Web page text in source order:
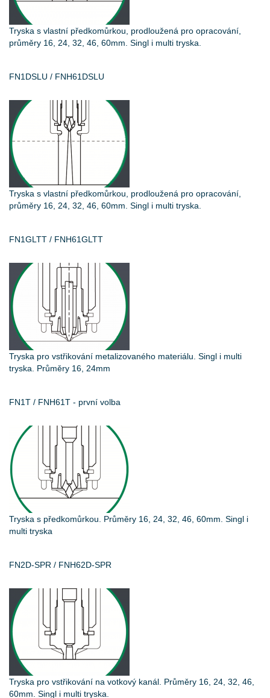
Tryska s vlastní předkomůrkou, prodloužená pro opracování,
průměry 16, 24, 32, 46, 60mm. Singl i multi tryska.
FN1DSLU / FNH61DSLU
Tryska s vlastní předkomůrkou, prodloužená pro opracování,
průměry 16, 24, 32, 46, 60mm. Singl i multi tryska.
FN1GLTT / FNH61GLTT
Tryska pro vstřikování metalizovaného materiálu. Singl i multi
tryska. Průměry 16, 24mm
FN1T / FNH61T - první volba
Tryska s předkomůrkou. Průměry 16, 24, 32, 46, 60mm. Singl i
multi tryska
FN2D-SPR / FNH62D-SPR
Tryska pro vstřikování na votkový kanál. Průměry 16, 24, 32, 46,
60mm. Singl i multi tryska.